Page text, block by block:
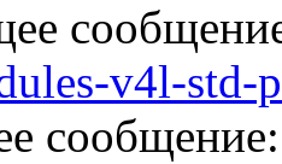
v4l-std-